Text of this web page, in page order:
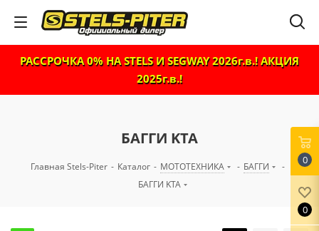
РАССРОЧКА 0% НА STELS И SEGWAY 2026г.в.! АКЦИЯ
2025г.в.!
БАГГИ KTA
Главная Stels-Piter - Каталог - МОТОТЕХНИКА - БАГГИ
-
БАГГИ KTA
0
0